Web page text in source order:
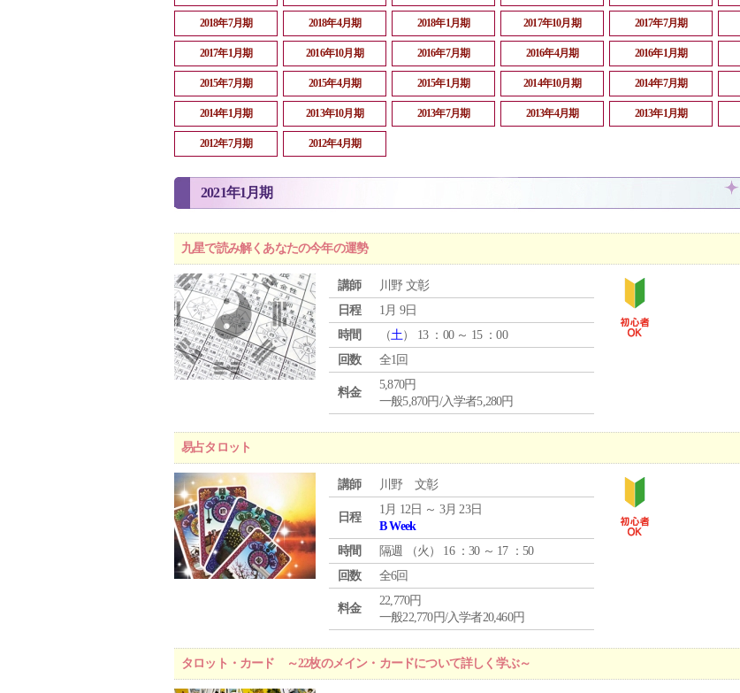
2018年7月期 2018年4月期 2018年1月期 2017年10月期 2017年7月期
2017年1月期 2016年10月期 2016年7月期 2016年4月期 2016年1月期
2015年7月期 2015年4月期 2015年1月期 2014年10月期 2014年7月期
2014年1月期 2013年10月期 2013年7月期 2013年4月期 2013年1月期
2012年7月期 2012年4月期
2021年1月期
九星で読み解くあなたの今年の運勢
講師
川野 文彰
日程
1月 9日
時間
（土） 13 ：00 ～ 15 ：00
回数
全1回
料金
5,870円
一般5,870円/入学者5,280円
易占タロット
講師 川野 文彰
日程
1月 12日 ～ 3月 23日
B Week
時間
隔週 （火 ） 16 ：30 ～ 17 ：50
回数
全6回
料金
22,770円
一般22,770円/入学者20,460円
タロット・カード ～22枚のメイン・カードについて詳しく学ぶ～